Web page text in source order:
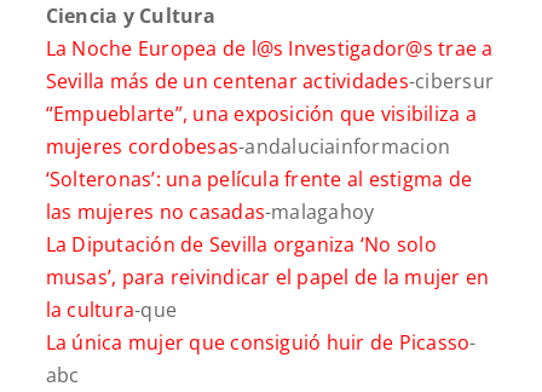
Ciencia y Cultura
La Noche Europea de l@s Investigador@s trae a
Sevilla más de un centenar actividades-cibersur
“Empueblarte”, una exposición que visibiliza a
mujeres cordobesas-andaluciainformacion
‘Solteronas’: una película frente al estigma de
las mujeres no casadas-malagahoy
La Diputación de Sevilla organiza ‘No solo
musas’, para reivindicar el papel de la mujer en
la cultura-que
La única mujer que consiguió huir de Picasso-
abc